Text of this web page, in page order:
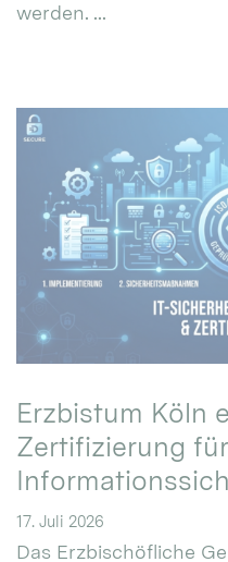
werden. ...
Erzbistum Köln
Zertifizierung für
17. Juli 2026
Das Erzbischöfliche